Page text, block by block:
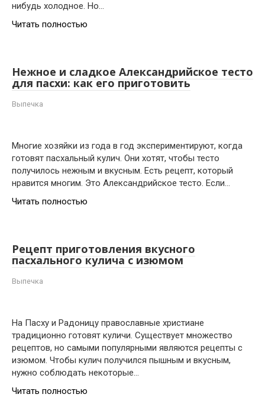
нибудь холодное. Но…
Читать полностью
Нежное и сладкое Александрийское тесто
для пасхи: как его приготовить
Выпечка
Многие хозяйки из года в год экспериментируют, когда
готовят пасхальный кулич. Они хотят, чтобы тесто
получилось нежным и вкусным. Есть рецепт, который
нравится многим. Это Александрийское тесто. Если…
Читать полностью
Рецепт приготовления вкусного
пасхального кулича с изюмом
Выпечка
На Пасху и Радоницу православные христиане
традиционно готовят куличи. Существует множество
рецептов, но самыми популярными являются рецепты с
изюмом. Чтобы кулич получился пышным и вкусным,
нужно соблюдать некоторые…
Читать полностью